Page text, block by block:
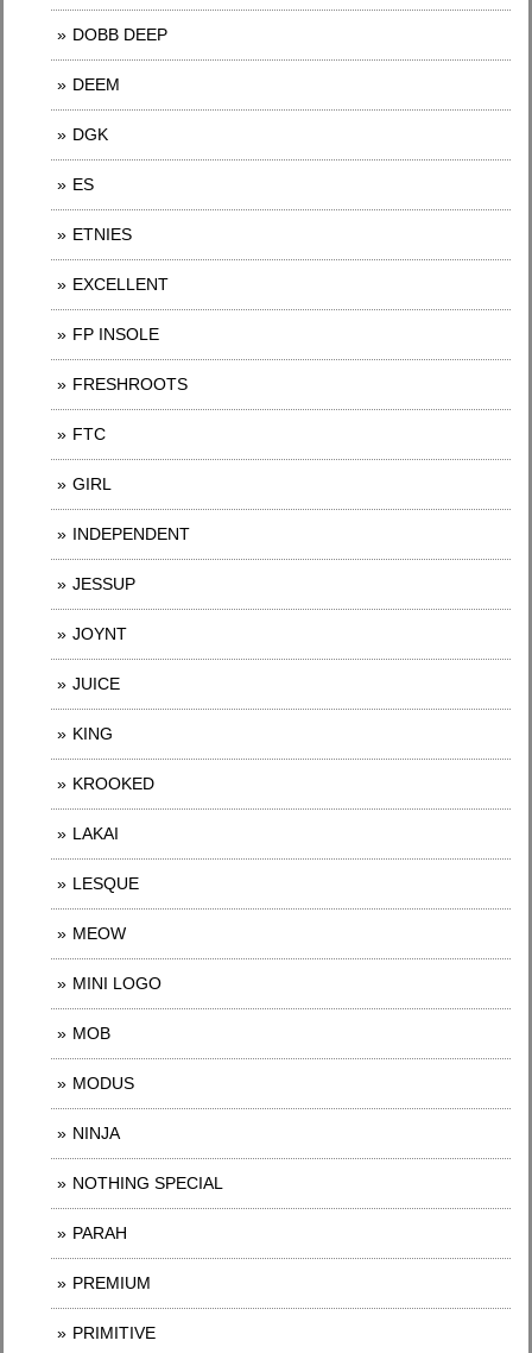
DOBB DEEP
DEEM
DGK
ES
ETNIES
EXCELLENT
FP INSOLE
FRESHROOTS
FTC
GIRL
INDEPENDENT
JESSUP
JOYNT
JUICE
KING
KROOKED
LAKAI
LESQUE
MEOW
MINI LOGO
MOB
MODUS
NINJA
NOTHING SPECIAL
PARAH
PREMIUM
PRIMITIVE